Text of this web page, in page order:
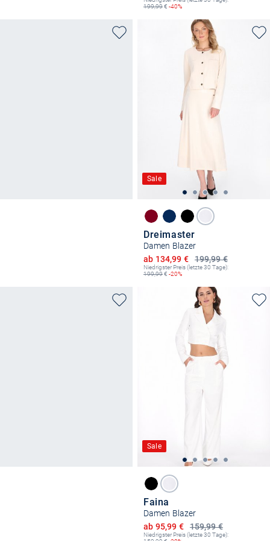
199,99€ -40%
Sale
Dreimaster
Damen Blazer
199,99 €
Ermäßigter Preis
ab 134,99 €
Niedrigster Preis (letzte 30 Tage):
199,99€ -20%
Sale
Faina
Damen Blazer
159,99 €
Ermäßigter Preis
ab 95,99 €
Niedrigster Preis (letzte 30 Tage):